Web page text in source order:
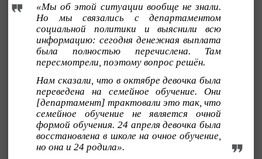
«Мы об этой ситуации вообще не знали.
Но мы связались с департаментом
социальной политики и выяснили всю
информацию: сегодня денежная выплата
была полностью перечислена. Там
пересмотрели, поэтому вопрос решён.
Нам сказали, что в октябре девочка была
переведена на семейное обучение. Они
[департамент] трактовали это так, что
семейное обучение не является очной
формой обучения. 24 апреля девочка была
восстановлена в школе на очное обучение,
но она и 24 родила».